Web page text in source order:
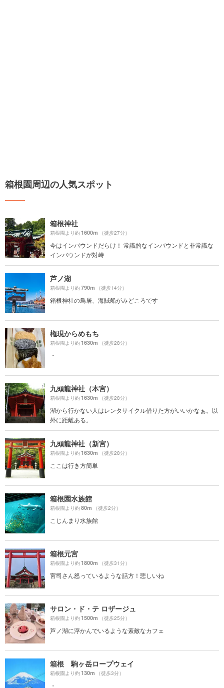
箱根園周辺の人気スポット
箱根神社
箱根園より約1600m （徒歩27分）
今はインバウンドだらけ！ 常識的なインバウンドと非常識な
インバウンドが対峙
芦ノ湖
箱根園より約790m （徒歩14分）
箱根神社の鳥居、海賊船がみどころです
権現からめもち
箱根園より約1630m （徒歩28分）
・
九頭龍神社（本宮）
箱根園より約1630m （徒歩28分）
湖から行かない人はレンタサイクル借りた方がいいかなぁ。以
外に距離ある。
九頭龍神社（新宮）
箱根園より約1630m （徒歩28分）
ここは行き方簡単
箱根園水族館
箱根園より約80m （徒歩2分）
こじんまり水族館
箱根元宮
箱根園より約1800m （徒歩31分）
宮司さん怒っているような話方！悲しいね
サロン・ド・テ ロザージュ
箱根園より約1500m （徒歩25分）
芦ノ湖に浮かんでいるような素敵なカフェ
箱根 駒ヶ岳ロープウェイ
箱根園より約130m （徒歩3分）
・